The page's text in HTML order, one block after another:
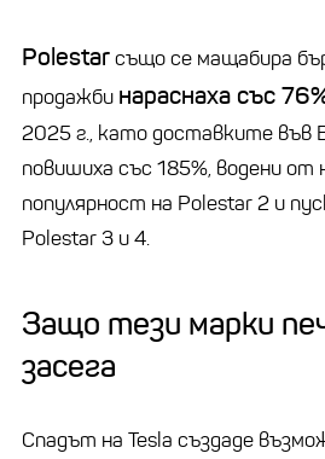
Polestarсъщо се мащабира
продажби нараснаха със
2025 г., като доставките във
повишиха със 185%, водени
популярност на Polestar 2 и
Polestar 3 и 4.
Защо тези марки
засега
Спадът на Tesla създаде